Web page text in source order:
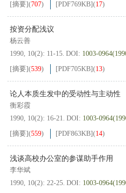
[摘要](707) [PDF769KB](17)
按资分配浅议
杨云善
1990, 10(2): 11-15. DOI: 1003-
[摘要](539) [PDF705KB](13)
论人本质生发中的受动性与主动性
衡彩霞
1990, 10(2): 16-21. DOI: 1003-
[摘要](559) [PDF863KB](14)
浅谈高校办公室的参谋助手作用
李华斌
1990, 10(2): 22-25. DOI: 1003-